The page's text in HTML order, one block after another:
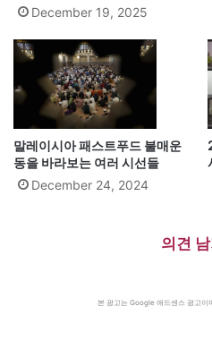
December 19, 2025
말레이시아 패스트푸드 불매운
동을 바라보는 여러 시선들
December 24, 2024
의견
본 광고는 Google 애드센스 광고이